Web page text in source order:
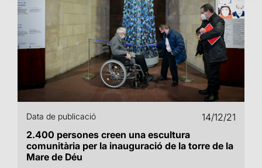
Data de publicació
14/12/21
2.400 persones creen una escultura
comunitària per la inauguració de la torre de la
Mare de Déu